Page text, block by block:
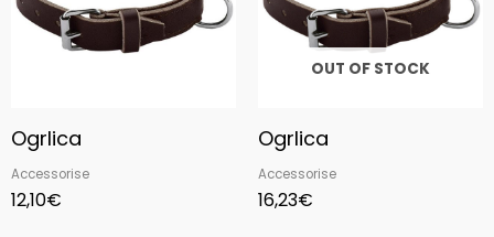
Ogrlica
Accessorise
12,10€
OUT OF STOCK
Ogrlica
Accessorise
16,23€